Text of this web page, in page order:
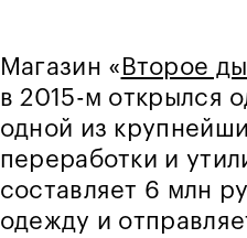
Магазин « Второе
в 2015-м открылся
одной из
переработки и
составляет 6 млн
одежду и